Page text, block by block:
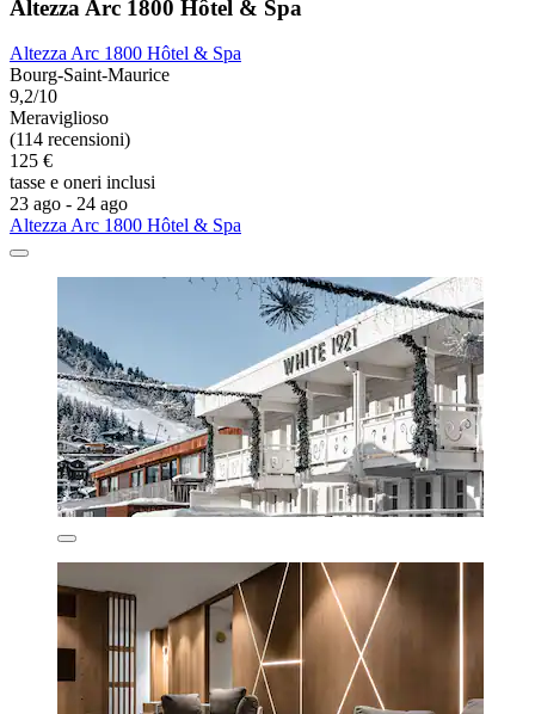
Altezza Arc 1800 Hôtel & Spa
Altezza Arc 1800 Hôtel & Spa
Bourg-Saint-Maurice
9,2/10
Meraviglioso
(114 recensioni)
125 €
tasse e oneri inclusi
23 ago - 24 ago
Altezza Arc 1800 Hôtel & Spa